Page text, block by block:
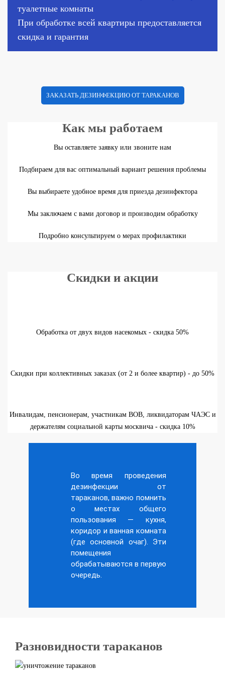
туалетные комнаты
При обработке всей квартиры предоставляется
скидка и гарантия
ЗАКАЗАТЬ ДЕЗИНФЕКЦИЮ ОТ ТАРАКАНОВ
Как мы работаем
Вы оставляете заявку или звоните нам
Подбираем для вас оптимальный вариант решения проблемы
Вы выбираете удобное время для приезда дезинфектора
Мы заключаем с вами договор и производим обработку
Подробно консультируем о мерах профилактики
Скидки и акции
Обработка от двух видов насекомых - скидка 50%
Скидки при коллективных заказах (от 2 и более квартир) - до 50%
Инвалидам, пенсионерам, участникам ВОВ, ликвидаторам ЧАЭС и
держателям социальной карты москвича - скидка 10%
Во время проведения
дезинфекции от
тараканов, важно помнить
о местах общего
пользования — кухня,
коридор и ванная комната
(где основной очаг). Эти
помещения
обрабатываются в первую
очередь.
Разновидности тараканов